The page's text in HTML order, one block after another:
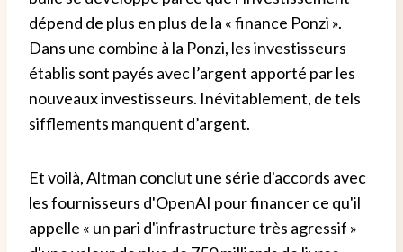
dépend de plus en plus de la « finance Ponzi ».
Dans une combine à la Ponzi, les investisseurs
établis sont payés avec l’argent apporté par les
nouveaux investisseurs. Inévitablement, de tels
sifflements manquent d’argent.
Et voilà, Altman conclut une série d'accords avec
les fournisseurs d'OpenAI pour financer ce qu'il
appelle « un pari d'infrastructure très agressif »